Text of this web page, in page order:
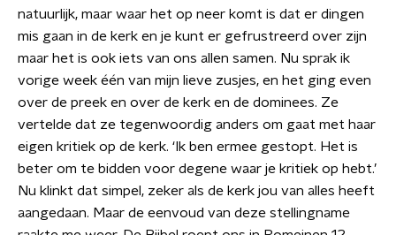
natuurlijk, maar waar het op neer komt is dat er dingen
mis gaan in de kerk en je kunt er gefrustreerd over zijn
maar het is ook iets van ons allen samen. Nu sprak ik
vorige week één van mijn lieve zusjes, en het ging even
over de preek en over de kerk en de dominees. Ze
vertelde dat ze tegenwoordig anders om gaat met haar
eigen kritiek op de kerk. ‘Ik ben ermee gestopt. Het is
beter om te bidden voor degene waar je kritiek op hebt.’
Nu klinkt dat simpel, zeker als de kerk jou van alles heeft
aangedaan. Maar de eenvoud van deze stellingname